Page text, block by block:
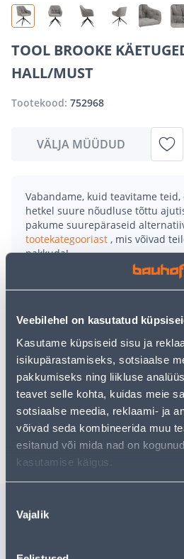
Veebilehel on kasutatud
Kasutame küpsiseid sisu ja
isikupärastamiseks, sotsiaalse
pakkumiseks ning liikluse
teavet selle kohta, kuidas meie
sotsiaalse meedia, reklaami- ja
võivad seda kombineerida muu
esitanud või mida nad on
kasutamise käigus.
valik
Vajalik
TOOL BROOKE
HALL/MUST
Tootekood: 752968
VÄLJA MÜÜDUD
Vabandame, kuid teavitame
hetkel suure nõudluse tõttu
pakume suurepäraseid
tootekategooriast , mis võivad
pakkuda!
Teie ostlemisrõõm ei pea aga
uurimistööd saate jätkata, naastes
• 14-päevane tagastusõigus.
• HANKIJA LAOST TELLITAV
Tarne pole võimalik